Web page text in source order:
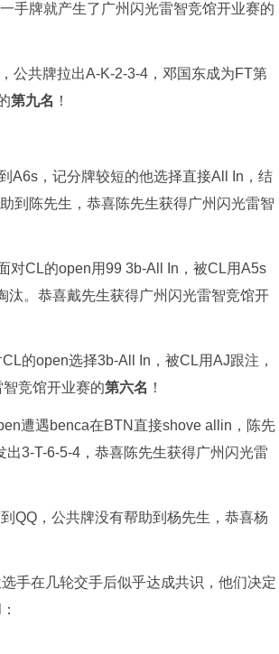
手牌就产生了广州闪光雷智竞馆开业赛的
公共牌拉出A-K-2-3-4，邓国东成为FT第
第九名 ！
A6s，记分牌较短的他选择直接All In，结
到陈先生，恭喜陈先生获得广州闪光雷智
对CL的open用99 3b-All In，被CL用A5s
汰。恭喜戴先生获得广州闪光雷智竞馆开
的open选择3b-All In，被CL用AJ跟注，
竞馆开业赛的第六名 ！
遭遇benca在BTN直接shove allin，陈先
3-T-6-5-4，恭喜陈先生获得广州闪光雷
QQ，公共牌没有帮助到杨先生，恭喜杨
手在几轮交手后似乎达成共识，他们决定